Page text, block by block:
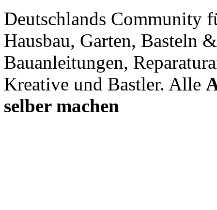
Deutschlands Community
Hausbau, Garten, Basteln
Bauanleitungen,
Kreative und Bastler. Alle
selber machen